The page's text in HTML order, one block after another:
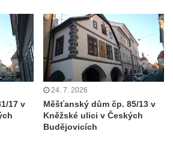
ulici v Novém
ulici v Novém
ulici v Novém Boru
ulici v Novém
ulici v Novém
17 v
24. 7. 2026
Měšťanský dům čp. 85/13 v
Kněžské ulici v Českých
Budějovicích